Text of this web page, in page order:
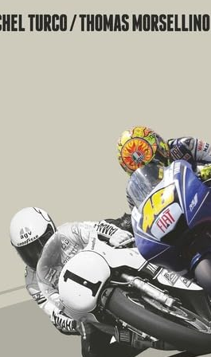
de microéconomie:
: Théorie et applications